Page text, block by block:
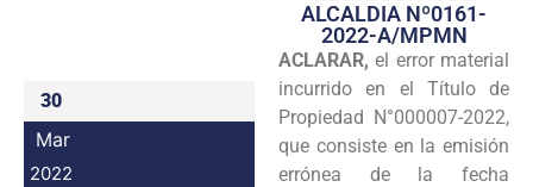
Seguridad
Programas
Intranet
30
Mar
2022
ALCALDIA Nº0161-
2022-A/MPMN
ACLARAR, el error material
incurrido en el Título de
Propiedad N°000007-2022,
que consiste en la emisión
errónea de la fecha